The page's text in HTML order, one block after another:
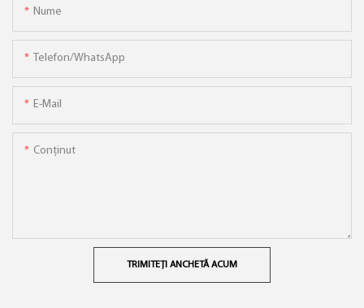
Nume
Telefon/WhatsApp
E-Mail
Conţinut
TRIMITEȚI ANCHETĂ ACUM